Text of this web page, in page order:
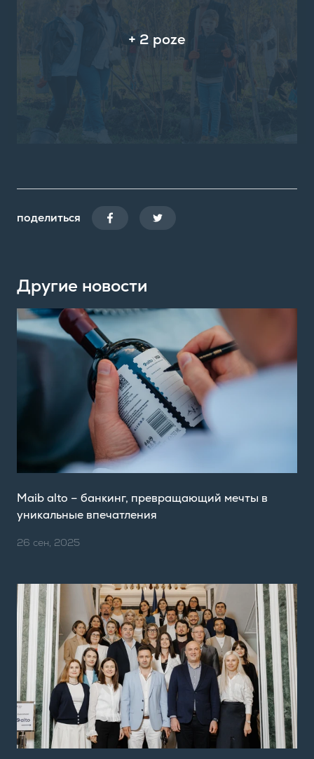
+ 2 poze
поделиться
Другие новости
Maib alto – банкинг, превращающий мечты в
уникальные впечатления
26 сен, 2025